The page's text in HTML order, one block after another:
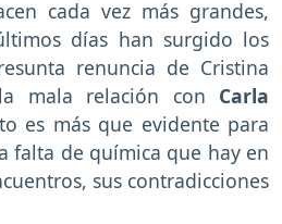
cada vez más grandes,
días han surgido los
renuncia de Cristina
mala relación con Carla
es más que evidente para
falta de química que hay en
sus contradicciones